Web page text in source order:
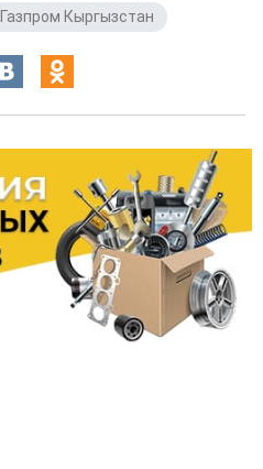
Газпром Кыргызстан